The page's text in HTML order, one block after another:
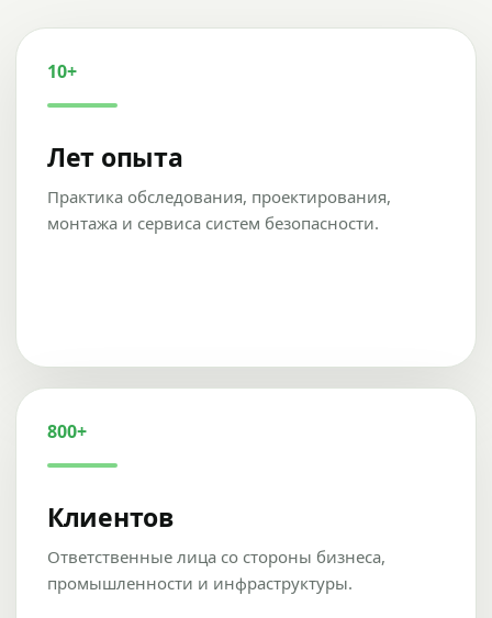
10+
Лет опыта
Практика обследования, проектирования,
монтажа и сервиса систем безопасности.
800+
Клиентов
Ответственные лица со стороны бизнеса,
промышленности и инфраструктуры.